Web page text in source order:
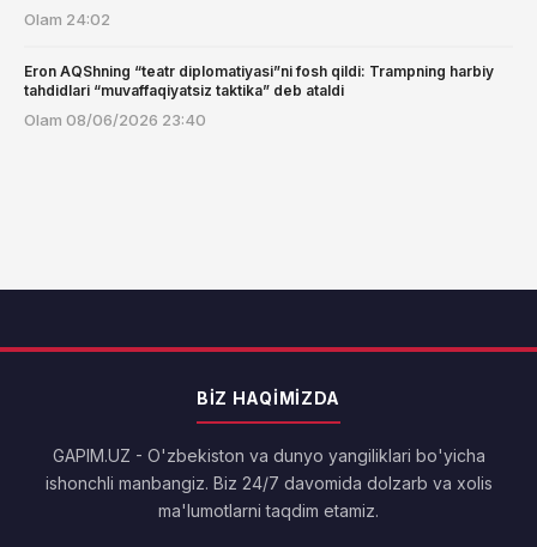
Olam 24:02
Eron AQShning “teatr diplomatiyasi”ni fosh qildi: Trampning harbiy
tahdidlari “muvaffaqiyatsiz taktika” deb ataldi
Olam 08/06/2026 23:40
BIZ HAQIMIZDA
GAPIM.UZ - O'zbekiston va dunyo yangiliklari bo'yicha
ishonchli manbangiz. Biz 24/7 davomida dolzarb va xolis
ma'lumotlarni taqdim etamiz.